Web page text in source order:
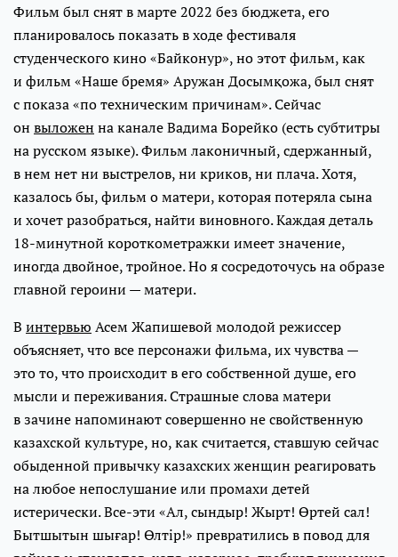
Фильм был снят в марте 2022 без бюджета, его
планировалось показать в ходе фестиваля
студенческого кино «Байконур», но этот фильм, как
и фильм «Наше бремя» Аружан Досымқожа, был снят
с показа «по техническим причинам». Сейчас
он выложен на канале Вадима Борейко (есть субтитры
на русском языке). Фильм лаконичный, сдержанный,
в нем нет ни выстрелов, ни криков, ни плача. Хотя,
казалось бы, фильм о матери, которая потеряла сына
и хочет разобраться, найти виновного. Каждая деталь
18-минутной короткометражки имеет значение,
иногда двойное, тройное. Но я сосредоточусь на образе
главной героини — матери.
В интервью Асем Жапишевой молодой режиссер
объясняет, что все персонажи фильма, их чувства —
это то, что происходит в его собственной душе, его
мысли и переживания. Страшные слова матери
в зачине напоминают совершенно не свойственную
казахской культуре, но, как считается, ставшую сейчас
обыденной привычку казахских женщин реагировать
на любое непослушание или промахи детей
истерически. Все-эти «Ал, сындыр! Жырт! Өртей сал!
Бытшытын шығар! Өлтір!» превратились в повод для